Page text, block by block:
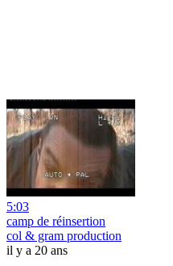
5:03
camp de réinsertion
col & gram production
il y a 20 ans